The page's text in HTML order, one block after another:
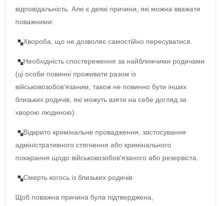
відповідальність. Але є деякі причини, які можна вважати
поважними:
Хвороба, що не дозволяє самостійно пересуватися.
Необхідність спостереження за найближчими родичами
(ці особи повинні проживати разом із
військовозобов'язаним, також не повинно бути інших
близьких родичів, які можуть взяти на себе догляд за
хворою людиною).
Відкрито кримінальне провадження, застосування
адміністративного стягнення або кримінального
покарання щодо військовозобов'язаного або резервіста.
Смерть когось із близьких родичів
Щоб поважна причина була підтверджена,